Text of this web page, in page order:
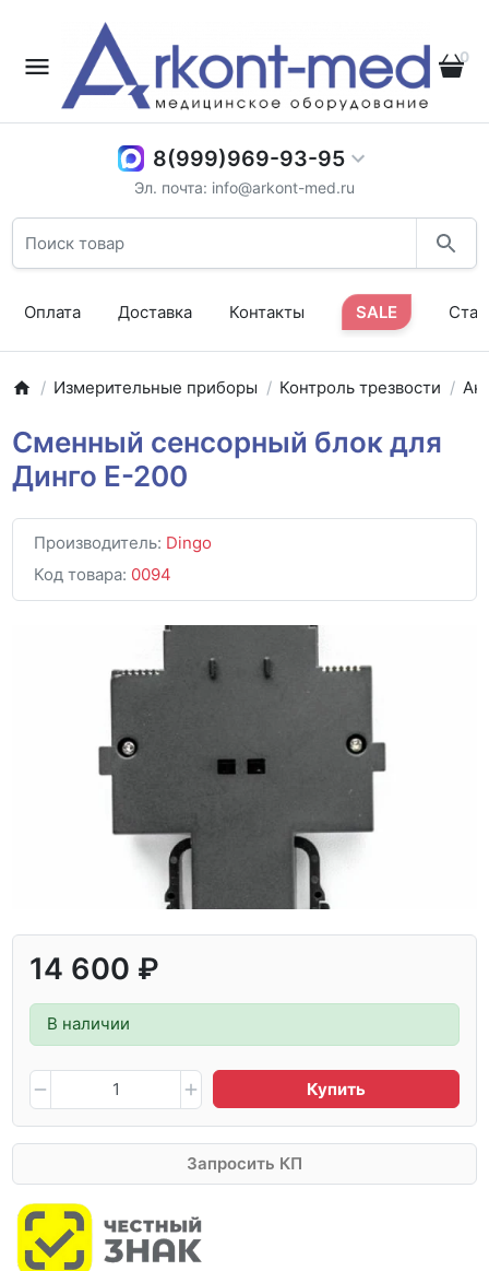
0
8(999)969-93-95
Эл. почта: info@arkont-med.ru
Оплата Доставка Контакты SALE
Измерительные приборы Контроль трезвости
Сменный сенсорный блок для
Динго Е-200
Производитель: Dingo
Код товара: 0094
14 600 ₽
В наличии
Купить
Запросить КП